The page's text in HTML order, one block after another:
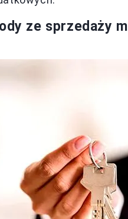
ze sprzedaży